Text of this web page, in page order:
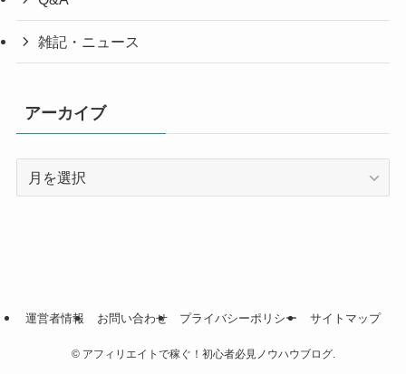
雑記・ニュース
アーカイブ
運営者情報 お問い合わせ プライバシーポリシー サイトマップ
©アフィリエイトで稼ぐ！初心者必見ノウハウブログ.